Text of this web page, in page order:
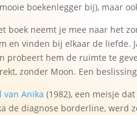
boekenlegger bij), maar
boek neemt je mee naar het
vinden bij elkaar de liefde.
hem de ruimte te
zonder Moon. Een
Anika (1982), een meisje
diagnose borderline, werd